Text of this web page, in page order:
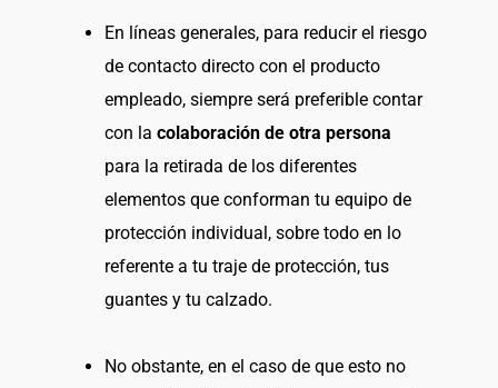
En líneas generales, para reducir el riesgo
de contacto directo con el producto
empleado, siempre será preferible contar
con la colaboración de otra persona
para la retirada de los diferentes
elementos que conforman tu equipo de
protección individual, sobre todo en lo
referente a tu traje de protección, tus
guantes y tu calzado.
No obstante, en el caso de que esto no